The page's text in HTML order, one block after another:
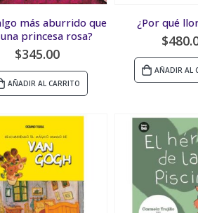
más aburrido que
princesa rosa?
$345.00
AÑADIR AL CARRITO
¿Por qué
$
AÑADIR AL